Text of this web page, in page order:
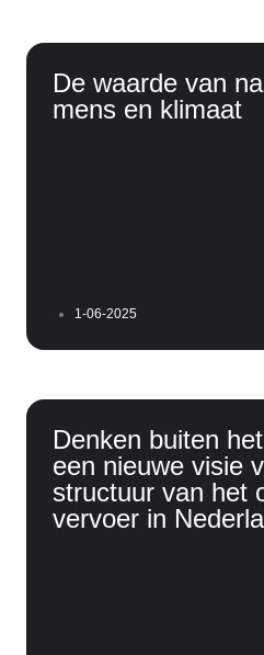
De waarde van
mens en klimaat
1-06-2025
Denken buiten
een nieuwe visie
structuur van het
vervoer in